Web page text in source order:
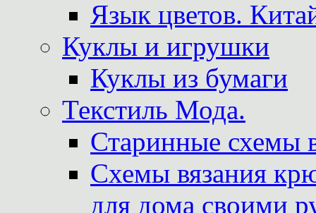
Язык цветов.
Куклы и игрушки
Куклы из бумаги
Текстиль Мода.
Старинные схемы
Схемы вязания
для дома своими